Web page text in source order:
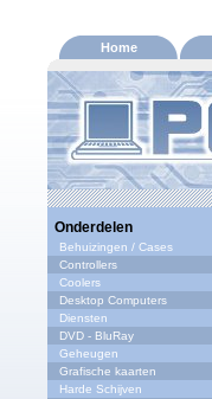
Home
Onderdelen
Behuizingen / Cases
Controllers
Coolers
Desktop Computers
Diensten
DVD - BluRay
Geheugen
Grafische kaarten
Harde Schijven